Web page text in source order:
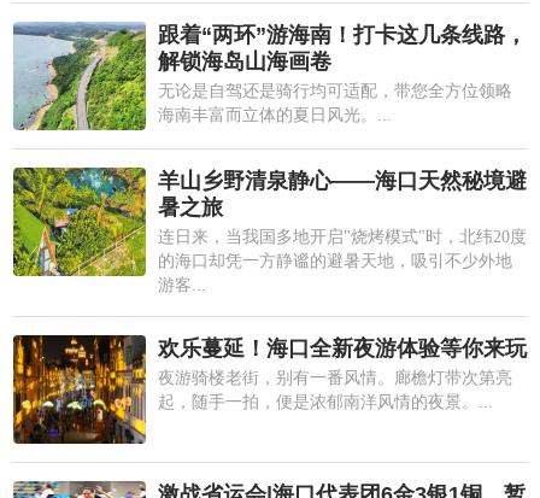
跟着“两环”游海南！打卡这几条线路，
解锁海岛山海画卷
无论是自驾还是骑行均可适配，带您全方位领略
海南丰富而立体的夏日风光。...
羊山乡野清泉静心——海口天然秘境避
暑之旅
连日来，当我国多地开启"烧烤模式"时，北纬20度
的海口却凭一方静谧的避暑天地，吸引不少外地
游客...
欢乐蔓延！海口全新夜游体验等你来玩
夜游骑楼老街，别有一番风情。廊檐灯带次第亮
起，随手一拍，便是浓郁南洋风情的夜景。...